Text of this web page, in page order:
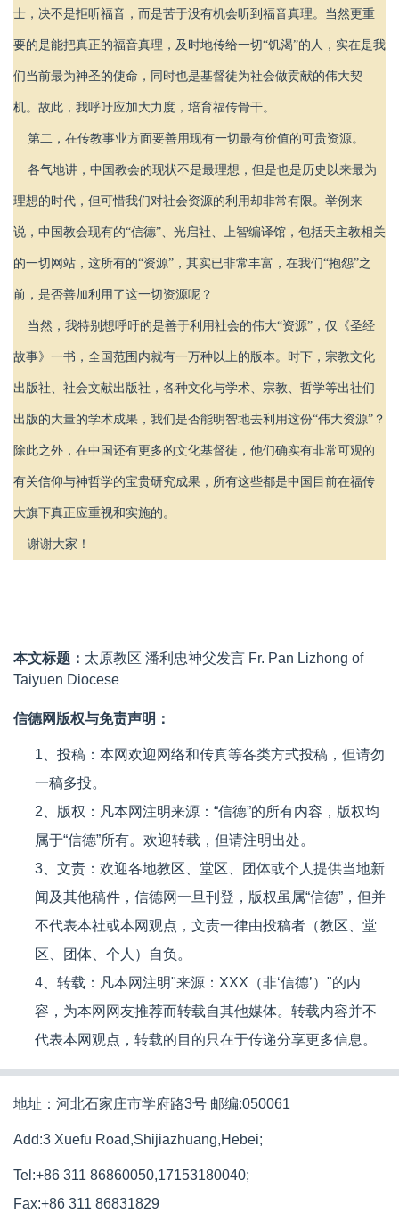
士，决不是拒听福音，而是苦于没有机会听到福音真理。当然更重
要的是能把真正的福音真理，及时地传给一切“饥渴”的人，实在是我
们当前最为神圣的使命，同时也是基督徒为社会做贡献的伟大契
机。故此，我呼吁应加大力度，培育福传骨干。
第二，在传教事业方面要善用现有一切最有价值的可贵资源。
各气地讲，中国教会的现状不是最理想，但是也是历史以来最为
理想的时代，但可惜我们对社会资源的利用却非常有限。举例来
说，中国教会现有的“信德”、光启社、上智编译馆，包括天主教相关
的一切网站，这所有的“资源”，其实已非常丰富，在我们“抱怨”之
前，是否善加利用了这一切资源呢？
当然，我特别想呼吁的是善于利用社会的伟大“资源”，仅《圣经
故事》一书，全国范围内就有一万种以上的版本。时下，宗教文化
出版社、社会文献出版社，各种文化与学术、宗教、哲学等出社们
出版的大量的学术成果，我们是否能明智地去利用这份“伟大资源”？
除此之外，在中国还有更多的文化基督徒，他们确实有非常可观的
有关信仰与神哲学的宝贵研究成果，所有这些都是中国目前在福传
大旗下真正应重视和实施的。
谢谢大家！
本文标题： 太原教区 潘利忠神父发言 Fr. Pan Lizhong of
Taiyuen Diocese
信德网版权与免责声明：
1、投稿：本网欢迎网络和传真等各类方式投稿，但请勿
一稿多投。
2、版权：凡本网注明来源：“信德”的所有内容，版权均
属于“信德”所有。欢迎转载，但请注明出处。
3、文责：欢迎各地教区、堂区、团体或个人提供当地新
闻及其他稿件，信德网一旦刊登，版权虽属“信德”，但并
不代表本社或本网观点，文责一律由投稿者（教区、堂
区、团体、个人）自负。
4、转载：凡本网注明"来源：XXX（非‘信德’）"的内
容，为本网网友推荐而转载自其他媒体。转载内容并不
代表本网观点，转载的目的只在于传递分享更多信息。
地址：河北石家庄市学府路3号 邮编:050061
Add:3 Xuefu Road,Shijiazhuang,Hebei;
Tel:+86 311 86860050,17153180040;
Fax:+86 311 86831829